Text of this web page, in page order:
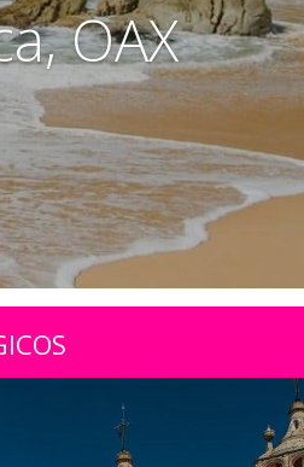
OAX